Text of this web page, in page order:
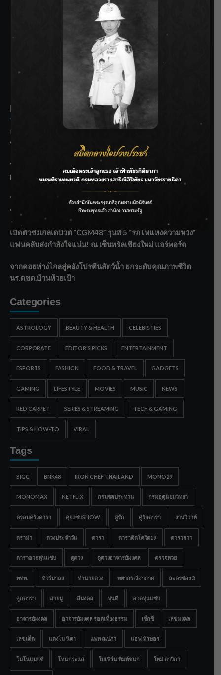
SIAMRATH VARIETY
THE BEST ENTERTAINMENT
Recent Posts
ลุยไม่หยุด!! กรมชลฯ เร่งเคลียร์ผักตบชวา-ติดตั้งเครื่องสูบน้ำ
ทั่วไทย
“BILLKIN” สร้างความภาคภูมิใจ คว้ารางวัลใหญ่ Weibo
Malaysia พร้อมโชว์สุดประทับใจ
“สุริยะ” สั่งกรมชลฯ เฝ้าระวังน้ำ 24 ชม. รับมือฝนสิงหาคม
บริหารเชิงรุกลดเสี่ยงน้ำท่วม
เปิดตัวซิงเกิลเดบิวต์ “CGM48” รุ่นที่ 5 “รถไฟแห่งความหวัง”
แฟนคลับส่งกำลังใจแน่น! ณ เซ็นทรัลเชียงใหม่ แอร์พอร์ต
จากดอยห่างไกลสู่คลังโปรตีนสัตว์น้ำ ยกระดับคุณภาพชีวิต
นร.ตชด.บ้านห้วยเป้า
Categories
ASTROLOGY BEAUTY & HEALTH CELEBRITIES
CORPORATE EDITOR'S PICKS ENTERTAINMENT
ESPORTS FASHION FOOD & TRAVEL GADGETS
GAMING LIFESTYLE MOVIES MUSIC NEWS
RED CARPET SERIES & STREAMING TECH & GAMING
TIPS & HOW-TO VIRAL
Tags
BIGC BNK48 IRON CHEF THAILAND MONO29
MONOMAX NETFLIX กรมชลประทาน กรมอุตุนิยมวิทยา
ครอบครัวดารา คุยแซ่บSHOW คู่รัก คู่รักดารา งานวิวาห์
ดราม่า ดวงประจำวัน ดารา ดาราติดโควิด19 ดาราสาว
ดาราอวดหุ่นแซ่บ ดูดวง ดูดวงอาจารย์มงคล ตรวจหวย
ททท. ทัวร์มาลง ทำนายดวง พยากรณ์อากาศ ละครช่อง 3
ลูกดารา สายมู สีมงคล หุ่นดี อวดหุ่นแซ่บ
อาจารย์มงคล อาจารย์มงคล รอดเที่ยงธรรม เซ็กซี่ เลขมงคล
เลขเด็ด แตงโม นิดา แพท ณปภา แอฟ ทักษอร
โมโนแมกซ์ โหนกระแส ใบเฟิร์น พิมพ์ชนก ใหม่ ดาวิกา